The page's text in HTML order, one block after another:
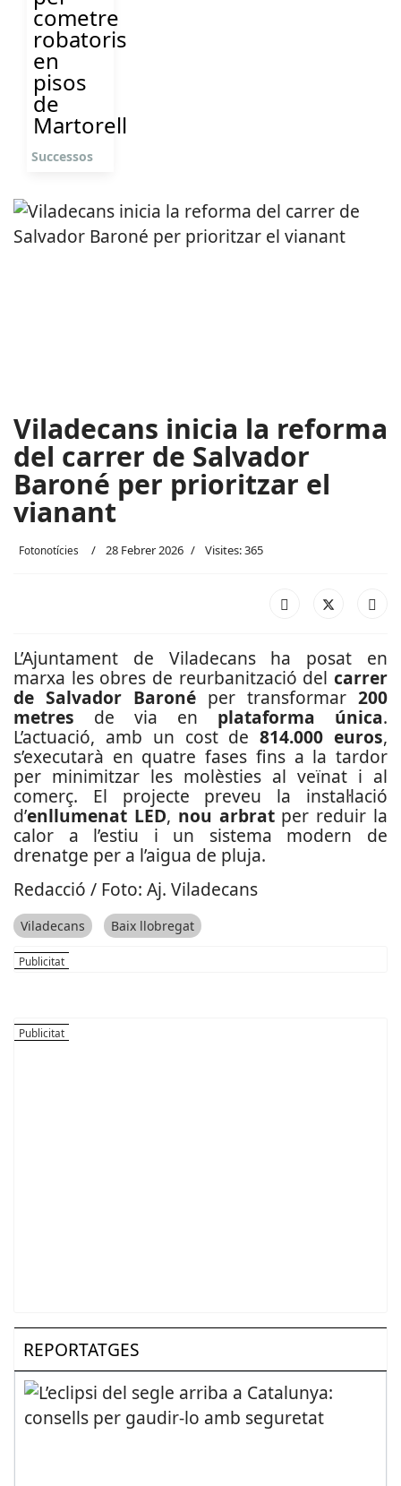
cometre
robatoris
en
pisos
de
Martorell
Successos
Viladecans inicia la reforma
del carrer de Salvador
Baroné per prioritzar el
vianant
Fotonotícies 28 Febrer 2026 Visites: 365
L’Ajuntament de Viladecans ha posat en
marxa les obres de reurbanització del carrer
de Salvador Baroné per transformar 200
metres de via en plataforma única.
L’actuació, amb un cost de814.000 euros,
s’executarà en quatre fases fins a la tardor
per minimitzar les molèsties al veïnat i al
comerç. El projecte preveu la instal·lació
d’enllumenat LED, nou arbratper reduir la
calor a l’estiu i un sistema modern de
drenatge per a l’aigua de pluja.
Redacció / Foto: Aj. Viladecans
Viladecans Baix llobregat
REPORTATGES